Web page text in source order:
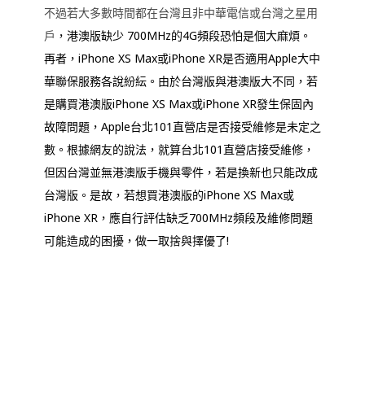
不過若大多數時間都在台灣且非中華電信或台灣之星用
戶 ，港澳版缺少 700MHz的4G頻段恐怕是個大麻煩。
再者，iPhone XS Max或iPhone XR是否適用Apple大中
華聯保服務各說紛紜。由於台灣版與港澳版大不同，若
是購買港澳版iPhone XS Max或iPhone XR發生保固內
故障問題，Apple台北101直營店是否接受維修是未定之
數。根據網友的說法，就算台北101直營店接受維修，
但因台灣並無港澳版手機與零件，若是換新也只能改成
台灣版。是故，若想買港澳版的iPhone XS Max或
iPhone XR，應自行評估缺乏700MHz頻段及維修問題
可能造成的困擾，做一取捨與擇優了!